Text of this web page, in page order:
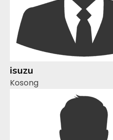
isuzu
Kosong